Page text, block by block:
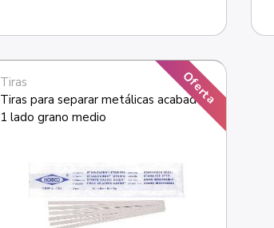
Oferta
Tiras
Tiras para separar metálicas acabado
1 lado grano medio